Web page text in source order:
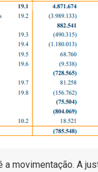
movimentação. A